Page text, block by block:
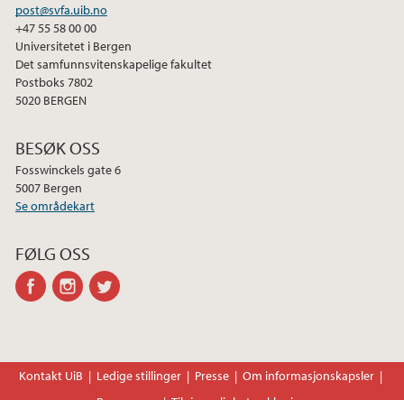
post@svfa.uib.no
+47 55 58 00 00
Universitetet i Bergen
Det samfunnsvitenskapelige fakultet
Postboks 7802
5020 BERGEN
BESØK OSS
Fosswinckels gate 6
5007 Bergen
Se områdekart
FØLG OSS
facebookinstagram
Kontakt UiB Ledige stillinger Presse
Om informasjonskapsler